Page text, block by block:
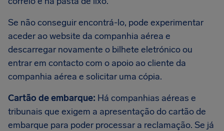
Se não conseguir encontrá-lo, pode experimentar
aceder ao website da companhia aérea e
descarregar novamente o bilhete eletrónico ou
entrar em contacto com o apoio ao cliente da
companhia aérea e solicitar uma cópia.
Cartão de embarque: Há companhias aéreas e
tribunais que exigem a apresentação do cartão de
embarque para poder processar a reclamação. Se já